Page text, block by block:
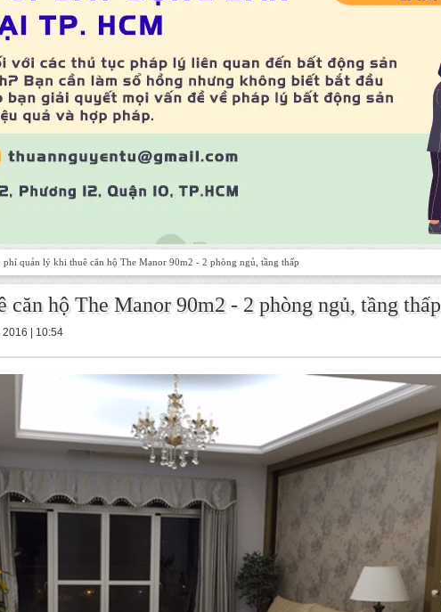
phí quản lý khi thuê căn hộ The Manor 90m2 - 2 phòng ngủ, tầng thấp
hộ The Manor 90m2 - 2 phòng ngủ, tầng thấp
2016 | 10:54